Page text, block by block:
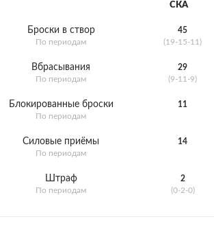
СКА
Броски в створ
По периодам
45
(19-15-11)
Вбрасывания
По периодам
29
(9-11-9)
Блокированные броски
По периодам
11
Силовые приёмы
По периодам
14
Штраф
По периодам
2
(0-2-0)